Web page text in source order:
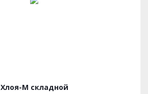
Хлоя-М складной